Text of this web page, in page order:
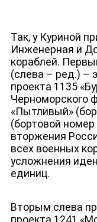
НОВОСТИ
Так, у Куриной
Инженерная и
кораблей.
(слева – ред.) –
проекта 1135
Черноморского
«Пытливый»
(бортовой
вторжения
всех военных
усложнения
единиц.
Вторым слева
проекта 1241